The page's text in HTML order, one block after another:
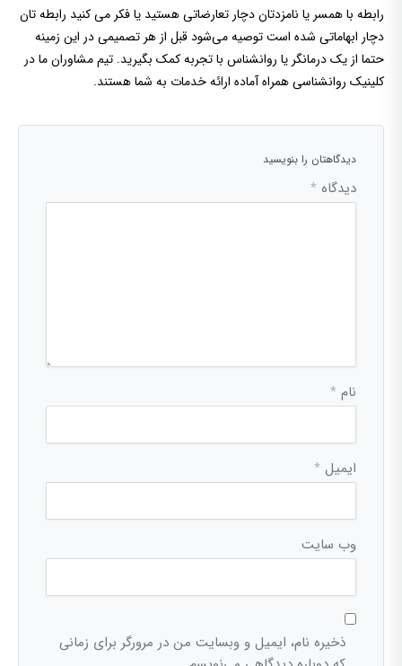
رابطه با همسر یا نامزدتان دچار تعارضاتی هستید یا فکر می کنید رابطه تان
دچار ابهاماتی شده است توصیه می‌شود قبل از هر تصمیمی در این زمینه
حتما از یک درمانگر یا روانشناس با تجربه کمک بگیرید. تیم مشاوران ما در
کلینیک روانشناسی همراه آماده ارائه خدمات به شما هستند.
دیدگاهتان را بنویسید
دیدگاه *
نام *
ایمیل *
وب‌ سایت
ذخیره نام، ایمیل و وبسایت من در مرورگر برای زمانی